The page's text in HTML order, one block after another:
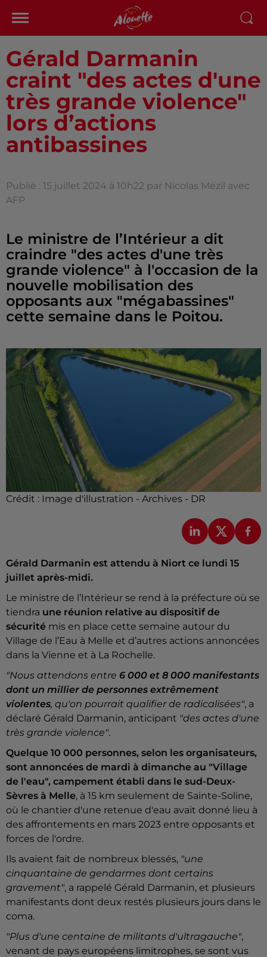
Gérald Darmanin
craint "des actes d'une
très grande violence"
lors d’actions
antibassines
Publié : 15 juillet 2024 à 10h22 par Nicolas Mézil avec
AFP
Le ministre de l’Intérieur a dit
craindre "des actes d'une très
grande violence" à l'occasion de la
nouvelle mobilisation des
opposants aux "mégabassines"
cette semaine dans le Poitou.
Crédit : Image d'illustration - Archives - DR
Gérald Darmanin est attendu à Niort ce lundi 15
juillet après-midi.
Le ministre de l’Intérieur se rend à la préfecture où se
tiendra une réunion relative au dispositif de
sécurité mis en place cette semaine autour du
Village de l’Eau à Melle et d’autres actions annoncées
dans la Vienne et à La Rochelle.
"Nous attendons entre 6 000 et 8 000 manifestants
dont un millier de personnes extrêmement
violentes, qu'on pourrait qualifier de radicalisées", a
déclaré Gérald Darmanin, anticipant "des actes d'une
très grande violence".
Quelque 10 000 personnes, selon les organisateurs,
sont annoncées de mardi à dimanche au "Village
de l'eau", campement établi dans le sud-Deux-
Sèvres à Melle, à 15 km seulement de Sainte-Soline,
où le chantier d'une retenue d'eau avait donné lieu à
des affrontements en mars 2023 entre opposants et
forces de l'ordre.
Ils avaient fait de nombreux blessés, "une
cinquantaine de gendarmes dont certains
gravement", a rappelé Gérald Darmanin, et plusieurs
manifestants dont deux restés plusieurs jours dans le
coma.
"Plus d'une centaine de militants d'ultragauche",
venant de pays européens limitrophes, se sont vus